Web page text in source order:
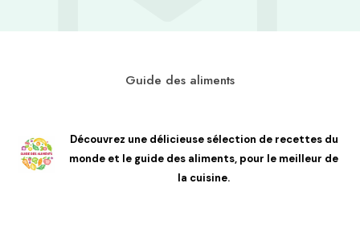
Guide des aliments
Découvrez une délicieuse sélection de recettes du
monde et le guide des aliments, pour le meilleur de
la cuisine.